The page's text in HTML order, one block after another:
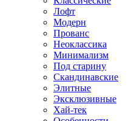
Лофт
Модерн
Прованс
Неоклассика
Минимализм
Под старину
Скандинавские
Элитные
Эксклюзивные
Хай-тек